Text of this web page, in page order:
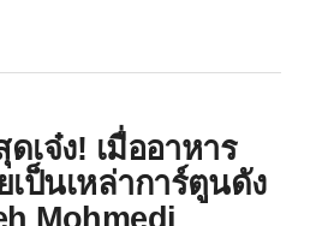
นให้ทุกคนได้ชมกันอยู่เรื่อย ๆ
ที่ตอนนี้มีผู้กดติดตามไป
านมานี้ (วันที่ 3 มิถุนายน
คาท์ @gakespoon ที่มีผู้
ด้โพสต์ภาพมื้ออาหารเช้าที่
ากหลาย ซึ่งความฮือฮาดู
สีของอาหารที่ “ขาว” จนดูคลี
เจ๋ง! เมื่ออาหาร
ป็นเหล่าการ์ตูนดัง
Mohmedi